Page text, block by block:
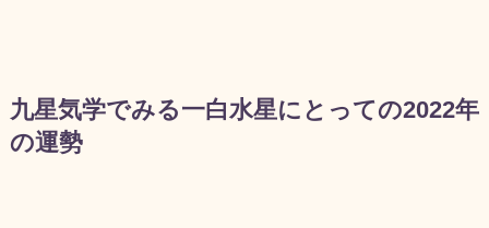
九星気学でみる一白水星にとっての2022年
の運勢